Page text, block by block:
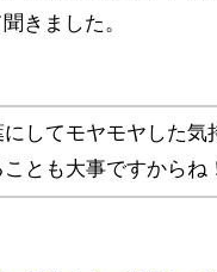
きました。
にしてモヤモヤした気
とも大事ですからね